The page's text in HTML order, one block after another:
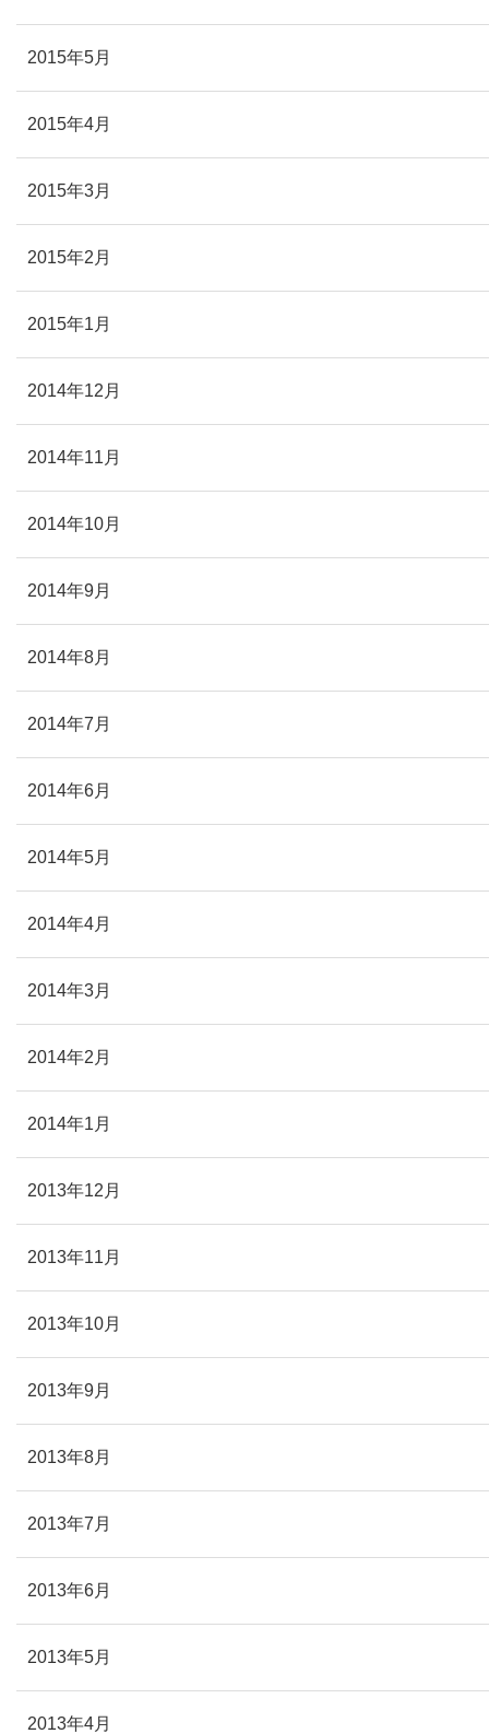
2015年5月
2015年4月
2015年3月
2015年2月
2015年1月
2014年12月
2014年11月
2014年10月
2014年9月
2014年8月
2014年7月
2014年6月
2014年5月
2014年4月
2014年3月
2014年2月
2014年1月
2013年12月
2013年11月
2013年10月
2013年9月
2013年8月
2013年7月
2013年6月
2013年5月
2013年4月